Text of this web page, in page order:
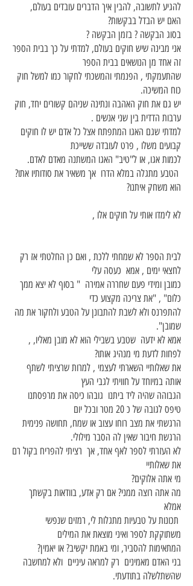
להגיע לתשובה, להבין איך הדברים עובדים בעולם,
האם יש הבדל בבקשות?
בסוג הבקשה ? בזמן הבקשה ?
אני מבינה שיש חוקים בעולם, למדתי על כך בבית הספר
זה אחד מן הנושאים בבית הספר
שהתעמקתי , הפנמתי והמשכתי לחקור כמו למשל חוק
כוח המשיכה.
יש גם את חוק האהבה ונתינה שניהם קשורים יחד, חוק
ערבות הדדית בין שני אנשים .
למדתי שגם האגו המתפתח אצל כל אדם יש לו חוקים
קבועים משלו , פרט לעובדה ששייכת
לכמות אגו, או ל"טיב" האגו המשתנה מאדם לאדם.
הטבע מתגלה במלא הדרו אך משאיר את סודותיו אתו?
הוא משחק איתנו?
לא לימדו אותי על חוקים אלו ,
לבית הספר לא שמחתי ללכת , ואם כן החלטתי אז רק
לחצאי ימים , אמא כעסה עלי
כמובן ומידי פעם שחררה אמירה " בסוף לא יצא ממך
כלום" , "את צריכה מקצוע כדי
להתפרנס ולא לשבת להתבונן על הטבע ולחקור את מה
שמובן".
אמא לא ידעה שטבע בשבילי הוא לא מובן מאליו, ,
לפחות לדעת מי מנהיג אותו?
את שאלותיי השארתי לעצמי , למרות שרציתי לשתף
אותה במיוחד על חוויתי לגבי העץ
הגבוהה שהיה ליד ביתנו גובהו כיסה את מרפסתנו
טיפס לגובה של כ 20 מטר ובכל יום
הרגשתי את מצב רוחו עצוב או שמח, תחושה פנימית
הרגשת חיבור שאין לה הסבר מילולי.
לא העזרתי לספר לאף אחד, אך רציתי להפריח בקול רם
את שאלותיי
מי אתה אלוקים?
מה אתה רוצה ממני? אם רק אדע, בוודאות בקשתך
אמלא
תכונות על טבעיות מתגלות לי, רמזים שנפשי
משתוקקת לספר ואיני מוצאת את המילים
המתאימות להסביר, ומי באמת יקשיב? או יאמין?
בני האדם מאמינים רק למראה עיניים ולא למחשבה
שהשתלשלה בתודעתי.